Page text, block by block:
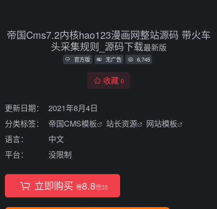
帝国Cms7.2内核hao123漫画网整站源码 带火车
头采集规则_源码下载最新版
官方版 无广告 6,745
收藏 0
更新日期：
2021年8月4日
分类标签：
帝国CMS模板 站长资源
网站模板
语言：
中文
平台：
没限制
立即购买 橙8.8橙38